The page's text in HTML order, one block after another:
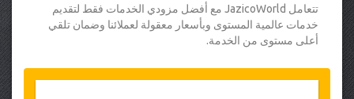
تتعامل JazicoWorld مع أفضل مزودي الخدمات فقط لتقديم
خدمات عالمية المستوى وبأسعار معقولة لعملائنا وضمان تلقي
أعلى مستوى من الخدمة.